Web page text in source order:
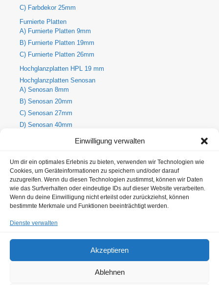
Einwilligung verwalten
Um dir ein optimales Erlebnis zu bieten, verwenden wir Technologien wie
Cookies, um Geräteinformationen zu speichern und/oder darauf
zuzugreifen. Wenn du diesen Technologien zustimmst, können wir Daten
wie das Surfverhalten oder eindeutige IDs auf dieser Website verarbeiten.
Wenn du deine Einwilligung nicht erteilst oder zurückziehst, können
bestimmte Merkmale und Funktionen beeinträchtigt werden.
Dienste verwalten
Akzeptieren
Ablehnen
C) Farbdekor 25mm
Furnierte Platten
A) Furnierte Platten 9mm
B) Furnierte Platten 19mm
C) Furnierte Platten 26mm
Hochglanzplatten HPL 19 mm
Hochglanzplatten Senosan
A) Senosan 8mm
B) Senosan 20mm
C) Senosan 27mm
D) Senosan 40mm
A) Holz-Dekorplatte 8mm
B) Holz-Dekorplatte 19mm
C) Holz-Dekorplatte 25mm
Metallic Hochglanzplatten Senosan
A) Metallic Senosan 8mm
D) Metallic Senosan 40mm
E) Metallic Senosan 50 mm